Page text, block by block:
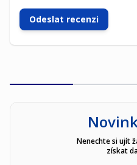
Odeslat recenzi
Nenechte si ujít
získat